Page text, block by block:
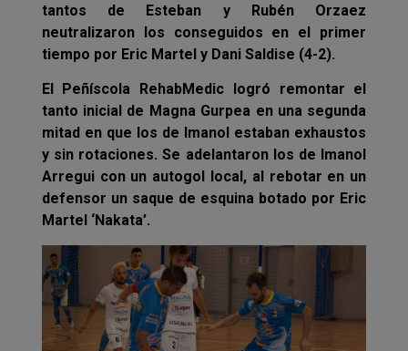
tantos de Esteban y Rubén Orzaez
neutralizaron los conseguidos en el primer
tiempo por Eric Martel y Dani Saldise (4-2).
El Peñíscola RehabMedic logró remontar el
tanto inicial de Magna Gurpea en una segunda
mitad en que los de Imanol estaban exhaustos
y sin rotaciones. Se adelantaron los de Imanol
Arregui con un autogol local, al rebotar en un
defensor un saque de esquina botado por Eric
Martel ‘Nakata’.